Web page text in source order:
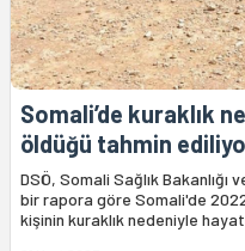
Somali’de kuraklık
öldüğü tahmin
DSÖ, Somali Sağlık Bakanlığı
bir rapora göre Somali'de 2022
kişinin kuraklık nedeniyle